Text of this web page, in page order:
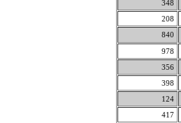
348
208
840
978
356
398
124
417